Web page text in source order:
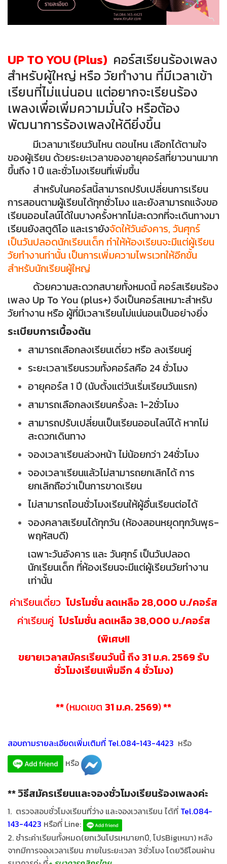
UP TO YOU (Plus) คอร์สเรียนร้องเพลง
สำหรับผู้ใหญ่ หรือ วัยทำงาน ที่มีเวลาเข้า
เรียนที่ไม่แน่นอน แต่อยากจะเรียนร้อง
เพลงเพื่อเพิ่มความมั่นใจ หรือต้อง
พัฒนาการร้องเพลงให้ดียิ่งขึ้น
มีเวลามาเรียนวันไหน ตอนไหน เลือกได้ตามใจ
ของผู้เรียน ด้วยระยะเวลาของอายุคอร์สที่ยาวนานมาก
ขึ้นถึง 1 ปี และชั่วโมงเรียนที่เพิ่มขึ้น
สำหรับในคอร์สนี้สามารถปรับเปลี่ยนการเรียน
การสอนตามผู้เรียนได้ทุกชั่วโมง และยังสามารถแจ้งขอ
เรียนออนไลน์ได้ในบางครั้งหากไม่สะดวกที่จะเดินทางมา
เรียนยังสตูดิโอ และเรายังจัดให้วันอังคาร, วันศุกร์
เป็นวันปลอดนักเรียนเด็ก ทำให้ห้องเรียนจะมีแต่ผู้เรียน
วัยทำงานท่านั้น เป็นการเพิ่มความไพรเวทให้อีกขั้น
สำหรับนักเรียนผู้ใหญ่
ด้วยความสะดวกสบายทั้งหมดนี้ คอร์สเรียนร้อง
เพลง Up To You (plus+) จึงเป็นคอร์สเหมาะสำหรับ
วัยทำงาน หรือ ผู้ที่มีเวลาเรียนไม่แน่นอนเป็นอย่างยิ่ง
ระเบียบการเบื้องต้น
สามารถเลือกลงเรียนเดี่ยว หรือ ลงเรียนคู่
ระยะเวลาเรียนรวมทั้งคอร์สคือ 24 ชั่วโมง
อายุคอร์ส 1 ปี (นับตั้งแต่วันเริ่มเรียนวันแรก)
สามารถเลือกลงเรียนครั้งละ 1-2ชั่วโมง
สามารถปรับเปลี่ยนเป็นเรียนออนไลน์ได้ หากไม่
สะดวกเดินทาง
จองเวลาเรียนล่วงหน้า ไม่น้อยกว่า 24ชั่วโมง
จองเวลาเรียนแล้วไม่สามารถยกเลิกได้ การ
ยกเลิกถือว่าเป็นการขาดเรียน
ไม่สามารถโอนชั่วโมงเรียนให้ผู้อื่นเรียนต่อได้
จองคลาสเรียนได้ทุกวัน (ห้องสอนหยุดทุกวันพุธ-
พฤหัสบดี)
เฉพาะวันอังคาร และ วันศุกร์ เป็นวันปลอด
นักเรียนเด็ก ที่ห้องเรียนจะมีแต่ผู้เรียนวัยทำงาน
เท่านั้น
ค่าเรียนเดี่ยว โปรโมชั่น ลดเหลือ 28,000 บ./คอร์ส
ค่าเรียนคู่ โปรโมชั่น ลดเหลือ 38,000 บ./คอร์ส
(พิเศษ!!
ขยายเวลาสมัครเรียนวันนี้ ถึง 31 ม.ค. 2569 รับ
ชั่วโมงเรียนเพิ่มอีก 4 ชั่วโมง)
**(หมดเขต 31 ม.ค. 2569)**
สอบถามรายละเอียดเพิ่มเติมที่ Tel.084-143-4423 หรือ
หรือ
** วิธีสมัครเรียนและจองชั่วโมงเรียนร้องเพลงค่ะ
1. ตรวจสอบชั่วโมงเรียนที่ว่าง และจองเวลาเรียน ได้ที่ Tel.084-
143-4423 หรือที่ Line:
2. ชำระค่าเรียนทั้งหมด(ยกเว้นโปรเหมายกปี, โปรBigเหมา) หลัง
จากมีการจองเวลาเรียน ภายในระยะเวลา 3ชั่วโมง โดยวิธีโอนผ่าน